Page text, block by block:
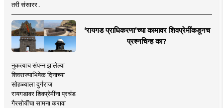
तरी संसारर..
‘रायगड प्राधिकरणा’च्या कामावर शिवप्रेमींकडूनच
प्रश्नचिन्ह का?
नुकत्याच संपन्न झालेल्या
शिवराज्याभिषेक दिनाच्या
सोहळ्याला दुर्गराज
रायगडावर शिवप्रेमींना प्रचंड
गैरसोयींचा सामना करावा